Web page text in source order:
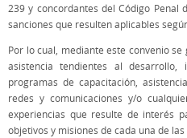
239 y concordantes del Código Penal
sanciones que resulten aplicables
Por lo cual, mediante este convenio
asistencia tendientes al desarrollo,
programas de capacitación,
redes y comunicaciones y/o
experiencias que resulte de interés
objetivos y misiones de cada una de